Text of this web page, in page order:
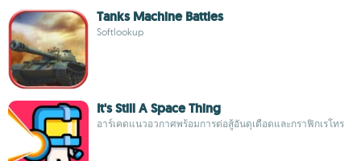
Tanks Machine Battles
Softlookup
It's Still A Space Thing
อาร์เคดแนวอวกาศพร้อมการต่อสู้อันดุเดือดและกราฟิกเรโทร